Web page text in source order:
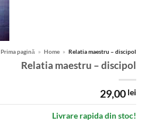
Prima pagină » Home » Relatia maestru – discipol
Relatia maestru – discipol
29,00 lei
Livrare rapida din stoc!